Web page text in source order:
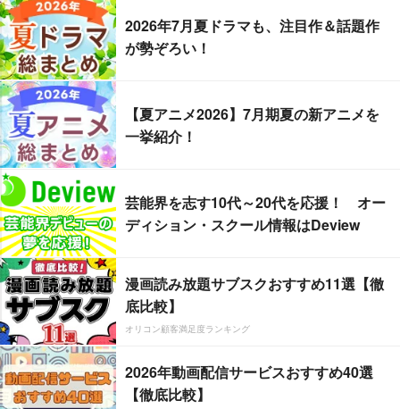
2026年7月夏ドラマも、注目作＆話題作
が勢ぞろい！
【夏アニメ2026】7月期夏の新アニメを
一挙紹介！
芸能界を志す10代～20代を応援！ オー
ディション・スクール情報はDeview
漫画読み放題サブスクおすすめ11選【徹
底比較】
オリコン顧客満足度ランキング
2026年動画配信サービスおすすめ40選
【徹底比較】